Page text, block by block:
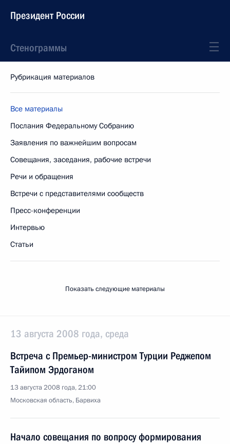
Президент России
Стенограммы
Рубрикация материалов
Все материалы
Послания Федеральному Собранию
Заявления по важнейшим вопросам
Совещания, заседания, рабочие встречи
Речи и обращения
Встречи с представителями сообществ
Пресс-конференции
Интервью
Статьи
Показать следующие материалы
13 августа 2008 года, среда
Встреча с Премьер-министром Турции Реджепом
Тайипом Эрдоганом
13 августа 2008 года, 21:00
Московская область, Барвиха
Начало совещания по вопросу формирования